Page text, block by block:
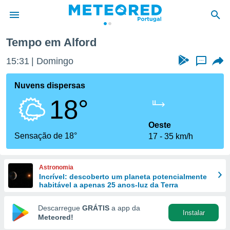
da
foi
fornecidas
a este
das
e
forma
digital
Tempo em Alford
15:31 Domingo ...
Nuvens dispersas
18°
Sensação de 18°
Oeste
17
35 km/h
Astronomia
Incrível: descoberto um planeta potencialmente
habitável a apenas 25 anos-luz da Terra
Descarregue GRÁTIS a app da
Meteored!
Instalar